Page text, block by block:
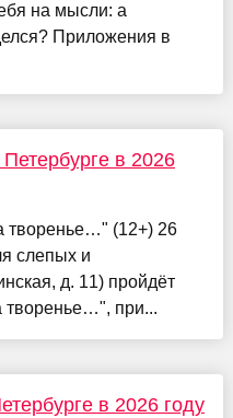
на мысли: а
Приложения в
в 2026
творенье…" (12+) 26
слепых и
д. 11) пройдёт
творенье…", при...
в 2026 году